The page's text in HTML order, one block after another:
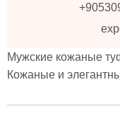
Мужские кожаные
Кожаные и